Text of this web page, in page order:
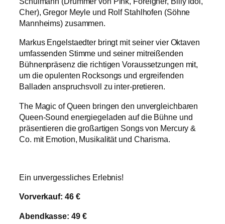
Cher), Gregor Meyle und Rolf Stahlhofen (Söhne
Mannheims) zusammen.
Markus Engelstaedter bringt mit seiner vier Oktaven
umfassenden Stimme und seiner mitreißenden
Bühnenpräsenz die richtigen Voraussetzungen mit,
um die opulenten Rocksongs und ergreifenden
Balladen anspruchsvoll zu inter-pretieren.
The Magic of Queen bringen den unvergleichbaren
Queen-Sound energiegeladen auf die Bühne und
präsentieren die großartigen Songs von Mercury &
Co. mit Emotion, Musikalität und Charisma.
Ein unvergessliches Erlebnis!
Vorverkauf: 46 €
Abendkasse: 49 €